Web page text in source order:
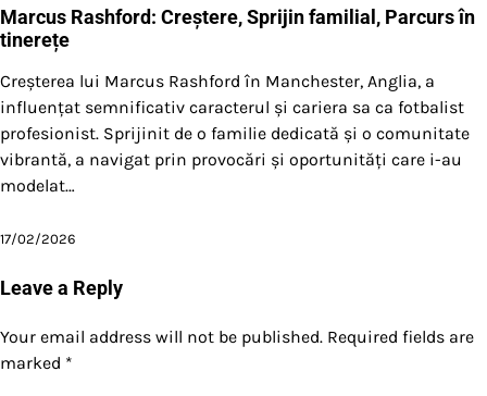
Marcus Rashford: Creștere, Sprijin familial, Parcurs în
tinerețe
Creșterea lui Marcus Rashford în Manchester, Anglia, a
influențat semnificativ caracterul și cariera sa ca fotbalist
profesionist. Sprijinit de o familie dedicată și o comunitate
vibrantă, a navigat prin provocări și oportunități care i-au
modelat…
17/02/2026
Leave a Reply
Your email address will not be published. Required fields are
marked *